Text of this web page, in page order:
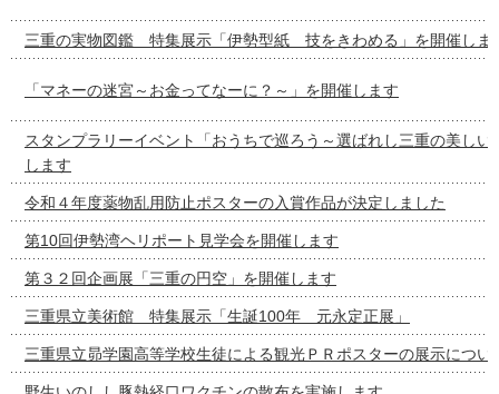
三重の実物図鑑 特集展示「伊勢型紙 技をきわめる」を開催しま
「マネーの迷宮～お金ってなーに？～」を開催します
スタンプラリーイベント「おうちで巡ろう～選ばれし三重の美しい
します
令和４年度薬物乱用防止ポスターの入賞作品が決定しました
第10回伊勢湾ヘリポート見学会を開催します
第３２回企画展「三重の円空」を開催します
三重県立美術館 特集展示「生誕100年 元永定正展」
三重県立昴学園高等学校生徒による観光ＰＲポスターの展示につい